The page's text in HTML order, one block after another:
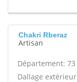
Chakri Rberaz
Artisan
Département: 73
Dallage